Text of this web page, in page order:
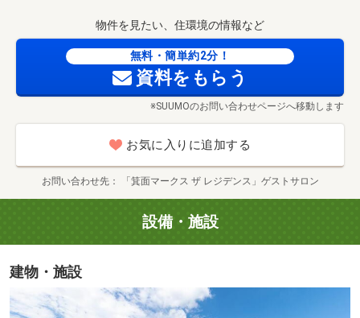
箕面公園(徒歩7分)
物件を見たい、住環境の情報など
無料・簡単約2分！
資料をもらう
※SUUMOのお問い合わせページへ移動します
お気に入りに追加する
お問い合わせ先 「箕面マークス ザ レジデンス」ゲストサロン
設備・施設
建物・施設